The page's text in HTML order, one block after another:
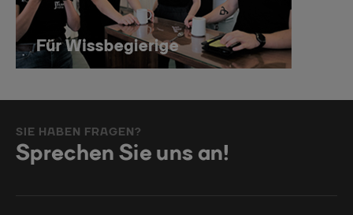
SIE HABEN FRAGEN?
Sprechen Sie uns an!